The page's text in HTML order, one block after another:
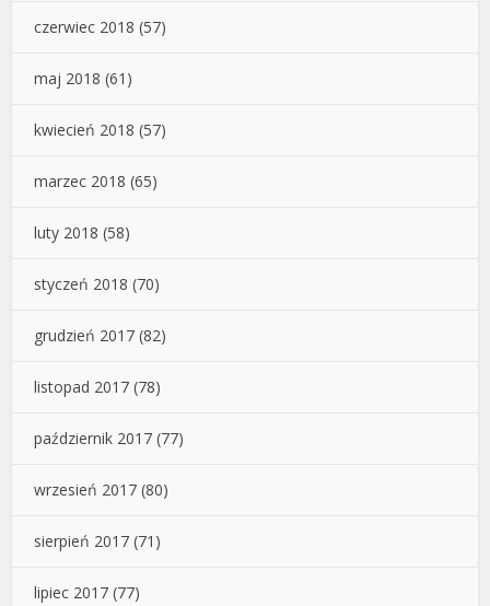
czerwiec 2018 (57)
maj 2018 (61)
kwiecień 2018 (57)
marzec 2018 (65)
luty 2018 (58)
styczeń 2018 (70)
grudzień 2017 (82)
listopad 2017 (78)
październik 2017 (77)
wrzesień 2017 (80)
sierpień 2017 (71)
lipiec 2017 (77)